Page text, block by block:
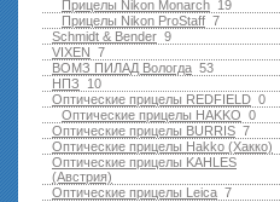
19
Прицелы Nikon Monarch
7
Прицелы Nikon ProStaff
9
Schmidt & Bender
7
VIXEN
53
ВОМЗ ПИЛАД Вологда
10
НПЗ
0
Оптические прицелы REDFIELD
0
Оптические прицелы HAKKO
7
Оптические прицелы BURRIS
Оптические прицелы Hakko (Хакко)
Оптические прицелы KAHLES
(Австрия)
7
Оптические прицелы Leica